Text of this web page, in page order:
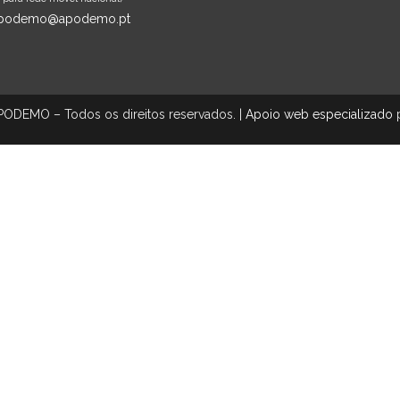
– Todos os direitos reservados. | Apoio web especializado